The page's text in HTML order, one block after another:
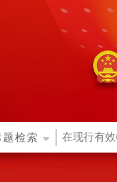
题检索